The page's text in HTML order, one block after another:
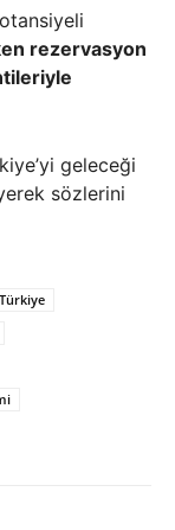
rezervasyon
geleceği
sözlerini